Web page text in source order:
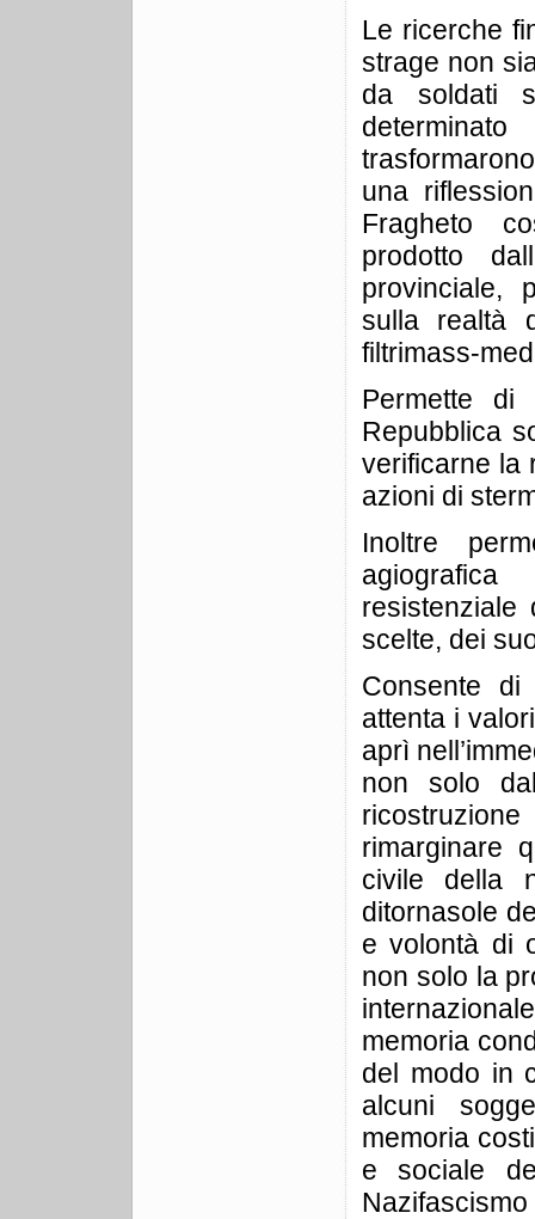
Le ricerche
strage non
da soldati
una
Fragheto
prodotto
provinciale,
sulla realtà
filtrimass-
Permette di
Repubblica
verificarne la
azioni di
Inoltre
resistenziale
scelte, dei
Consente
attenta i
aprì
non solo
rimarginare
civile della
ditornasole
e volontà di
non solo la
memoria
del modo in
alcuni
memoria
e sociale